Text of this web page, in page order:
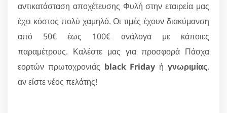
αντικατάσταση αποχέτευσης Φυλή στην εταιρεία μας
έχει κόστος πολύ χαμηλό. Οι τιμές έχουν διακύμανση
από 50€ έως 100€ ανάλογα με κάποιες
παραμέτρους. Καλέστε μας για προσφορά Πάσχα
εορτών πρωτοχρονιάς black Friday ήγνωριμίας,
αν είστε νέος πελάτης!